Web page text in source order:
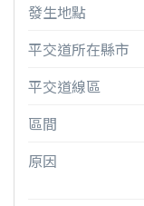
發生地點
平交道所在縣市
平交道線區
區間
原因